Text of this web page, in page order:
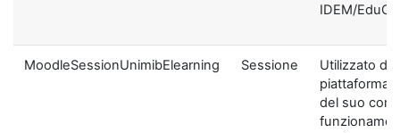
IDEM/
MoodleSessionUnimibElearning Sessione
Utilizzato
piattaforma
del suo